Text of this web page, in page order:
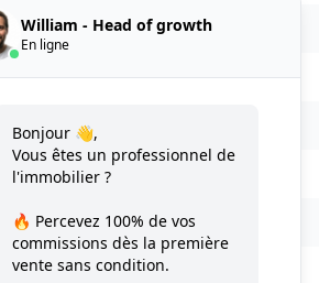
Chapelle-Rablais (77370)
Chapelles-Bourbon(77610)
(77410
(77410)
(77700)
la-Ville (77380)
William - Head of growth
En ligne
Bonjour 👋,
Vous êtes un professionnel de
l'immobilier ?
🔥 Percevez 100% de vos
commissions dès la première
vente sans condition.